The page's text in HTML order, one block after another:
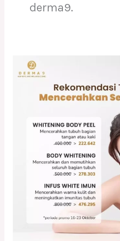
derma9.
Rekomendasi
Treatment
Mencerahkan